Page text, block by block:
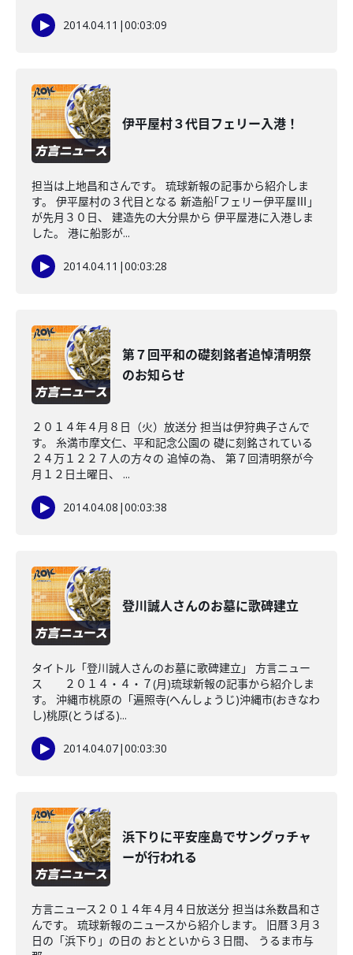
2014.04.11 |00:03:09
伊平屋村３代目フェリー入港！
担当は上地昌和さんです。 琉球新報の記事から紹介しま
す。 伊平屋村の３代目となる 新造船｢フェリー伊平屋Ⅲ｣
が先月３０日、 建造先の大分県から 伊平屋港に入港しま
した。 港に船影が...
2014.04.11 |00:03:28
第７回平和の礎刻銘者追悼清明祭
のお知らせ
２０１４年４月８日（火）放送分 担当は伊狩典子さんで
す。 糸満市摩文仁、平和記念公園の 礎に刻銘されている
２４万１２２７人の方々の 追悼の為、 第７回清明祭が今
月１２日土曜日、 ...
2014.04.08 |00:03:38
登川誠人さんのお墓に歌碑建立
タイトル「登川誠人さんのお墓に歌碑建立」 方言ニュー
ス ２０１４・４・７(月)琉球新報の記事から紹介しま
す。 沖縄市桃原の「遍照寺(へんしょうじ)沖縄市(おきなわ
し)桃原(とうばる)...
2014.04.07|00:03:30
浜下りに平安座島でサングヮチャ
ーが行われる
方言ニュース２０１４年４月４日放送分 担当は糸数昌和さ
んです。 琉球新報のニュースから紹介します。 旧暦３月３
日の「浜下り」の日の おとといから３日間、 うるま市与